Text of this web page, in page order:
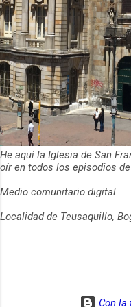
He aquí la Iglesia de San
oír en todos los episodios
Medio comunitario digital
Localidad de Teusaquillo,
Con la